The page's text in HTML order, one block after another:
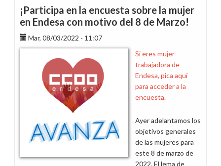
plazo
para
participar
en
la
encuesta
sobre
la
mujer
Endesa
¡Participa en la encuesta sobre la mujer
en Endesa con motivo del 8 de Marzo!
Mar, 08/03/2022 - 11:07
Si eres mujer
trabajadora de
Endesa, pica aquí
para acceder a la
encuesta.
Ayer adelantamos los
objetivos generales
de las mujeres para
este 8 de marzo de
2022. El lema de